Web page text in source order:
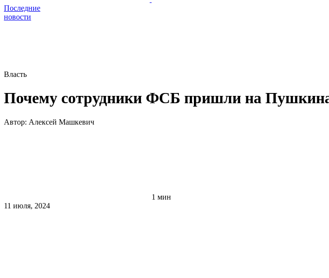
Последние
новости
Власть
Почему сотрудники ФСБ пришли на
Автор: Алексей Машкевич
1 мин
11 июля, 2024